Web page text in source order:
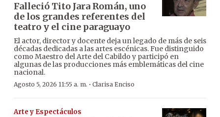
Falleció Tito Jara Román, uno
de los grandes referentes del
teatro y el cine paraguayo
El actor, director y docente deja un legado de más de seis
décadas dedicadas a las artes escénicas. Fue distinguido
como Maestro del Arte del Cabildo y participó en
algunas de las producciones más emblemáticas del cine
nacional.
Agosto 5, 2026 11:55 a. m. · Clarisa Enciso
Arte y Espectáculos